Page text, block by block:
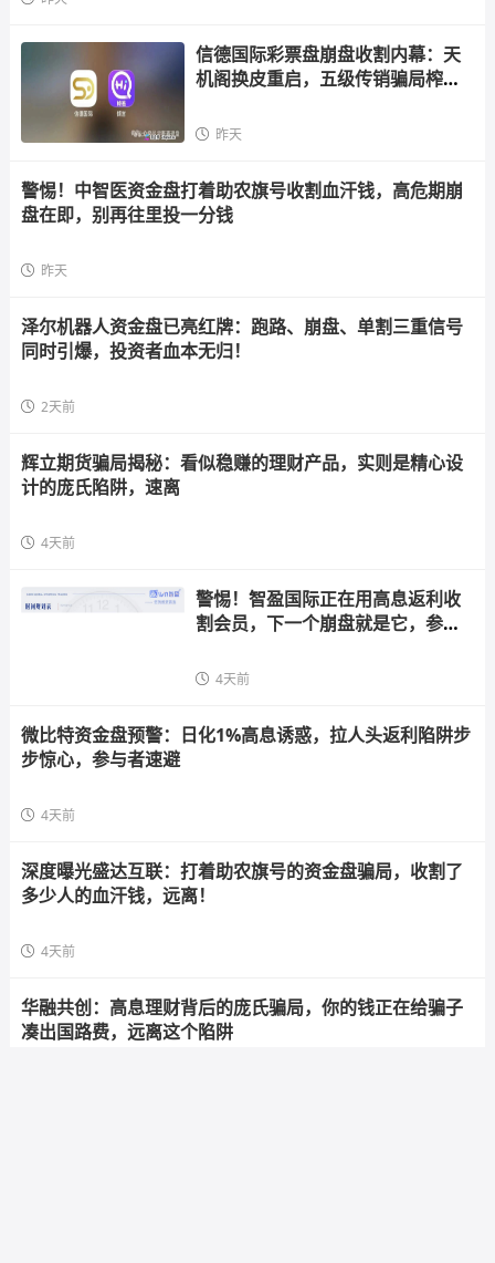
信德国际彩票盘崩盘收割内幕：天
机阁换皮重启，五级传销骗局榨干
昨天
警惕！中智医资金盘打着助农旗号收割血汗钱，高危期崩
盘在即，别再往里投一分钱
昨天
泽尔机器人资金盘已亮红牌：跑路、崩盘、单割三重信号
同时引爆，投资者血本无归！
2天前
辉立期货骗局揭秘：看似稳赚的理财产品，实则是精心设
计的庞氏陷阱，速离
4天前
警惕！智盈国际正在用高息返利收
割会员，下一个崩盘就是它，参与
4天前
微比特资金盘预警：日化1%高息诱惑，拉人头返利陷阱步
步惊心，参与者速避
4天前
深度曝光盛达互联：打着助农旗号的资金盘骗局，收割了
多少人的血汗钱，远离！
4天前
华融共创：高息理财背后的庞氏骗局，你的钱正在给骗子
凑出国路费，远离这个陷阱